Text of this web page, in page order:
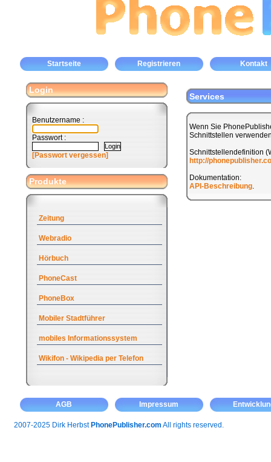
Startseite Registrieren Kontakt
Login
Benutzername :
Passwort :
[Passwort vergessen]
Produkte
Zeitung
Webradio
Hörbuch
PhoneCast
PhoneBox
Mobiler Stadtführer
mobiles Informationssystem
Wikifon - Wikipedia per Telefon
Services
Wenn Sie
Schnittstellen
Schnittstellendefinition
http://
Dokumentation:
API-Beschreibung.
AGB Impressum
2007-2025 Dirk Herbst PhonePublisher.com All rights reserved.